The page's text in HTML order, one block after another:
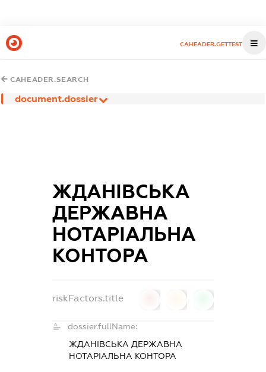
CAHEADER.GETTEST
CAHEADER.SEARCH
document.dossier
ЖДАНІВСЬКА
ДЕРЖАВНА
НОТАРІАЛЬНА
КОНТОРА
riskFactors.title
dossier.fullName:
ЖДАНІВСЬКА ДЕРЖАВНА
НОТАРІАЛЬНА КОНТОРА